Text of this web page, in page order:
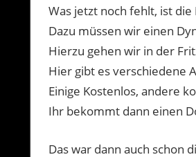
Was jetzt noch fehlt, ist
Dazu müssen wir einen
Hierzu gehen wir in der
Hier gibt es verschiedene
Einige Kostenlos, andere
Ihr bekommt dann einen
Das war dann auch schon